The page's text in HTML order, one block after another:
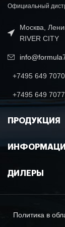
Официальный
Москва,
RIVER CITY
+7495 649 7070
+7495 649 7077
ПРОДУКЦИЯ
ДИЛЕРЫ
Политика в